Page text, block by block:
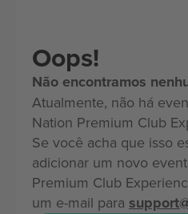
Oops!
Não encontramos
Atualmente, não há
Nation Premium Club
Se você acha que isso
adicionar um novo
Premium Club
um e-mail para